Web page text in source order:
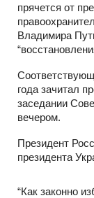
прячется от
Владимира
года зачитал
заседании
вечером.
Президент
президента
“Как законно